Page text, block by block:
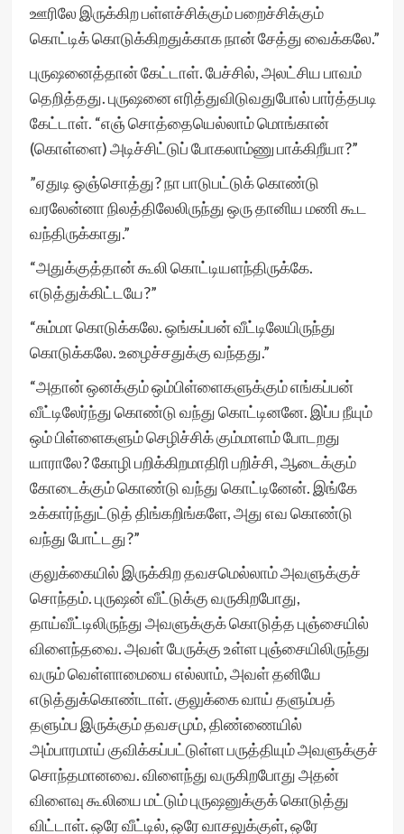
ஊரிலே இருக்கிற பள்ளச்சிக்கும் பறைச்சிக்கும்
கொட்டிக் கொடுக்கிறதுக்காக நான் சேத்து வைக்கலே.”
புருஷனைத்தான் கேட்டாள். பேச்சில், அலட்சிய பாவம்
தெறித்தது. புருஷனை எரித்துவிடுவதுபோல் பார்த்தபடி
கேட்டாள். “எஞ் சொத்தையெல்லாம் மொங்கான்
(கொள்ளை) அடிச்சிட்டுப் போகலாம்ணு பாக்கிறீயா?”
”ஏதுடி ஒஞ்சொத்து? நா பாடுபட்டுக் கொண்டு
வரலேன்னா நிலத்திலேலிருந்து ஒரு தானிய மணி கூட
வந்திருக்காது.”
“அதுக்குத்தான் கூலி கொட்டியளந்திருக்கே.
எடுத்துக்கிட்டயே?”
“சும்மா கொடுக்கலே. ஒங்கப்பன் வீட்டிலேயிருந்து
கொடுக்கலே. உழைச்சதுக்கு வந்தது.”
“அதான் ஒனக்கும் ஒம்பிள்ளைகளுக்கும் எங்கப்பன்
வீட்டிலேர்ந்து கொண்டு வந்து கொட்டினனே. இப்ப நீயும்
ஒம் பிள்ளைகளும் செழிச்சிக் கும்மாளம் போடறது
யாராலே? கோழி பறிக்கிறமாதிரி பறிச்சி, ஆடைக்கும்
கோடைக்கும் கொண்டு வந்து கொட்டினேன். இங்கே
உக்கார்ந்துட்டுத் திங்கறிங்களே, அது எவ கொண்டு
வந்து போட்டது?”
குலுக்கையில் இருக்கிற தவசமெல்லாம் அவளுக்குச்
சொந்தம். புருஷன் வீட்டுக்கு வருகிறபோது,
தாய்வீட்டிலிருந்து அவளுக்குக் கொடுத்த புஞ்சையில்
விளைந்தவை. அவள் பேருக்கு உள்ள புஞ்சையிலிருந்து
வரும் வெள்ளாமையை எல்லாம், அவள் தனியே
எடுத்துக்கொண்டாள். குலுக்கை வாய் தளும்பத்
தளும்ப இருக்கும் தவசமும், திண்ணையில்
அம்பாரமாய் குவிக்கப்பட்டுள்ள பருத்தியும் அவளுக்குச்
சொந்தமானவை. விளைந்து வருகிறபோது அதன்
விளைவு கூலியை மட்டும் புருஷனுக்குக் கொடுத்து
விட்டாள். ஒரே வீட்டில், ஒரே வாசலுக்குள், ஒரே